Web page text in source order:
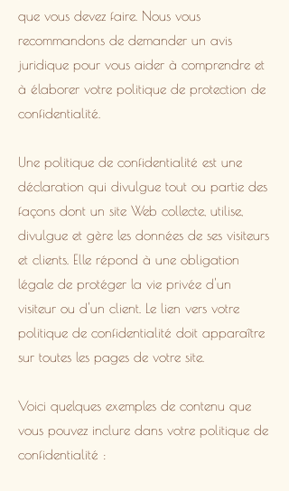
que vous devez faire. Nous vous
recommandons de demander un avis
juridique pour vous aider à comprendre et
à élaborer votre politique de protection de
confidentialité.
Une politique de confidentialité est une
déclaration qui divulgue tout ou partie des
façons dont un site Web collecte, utilise,
divulgue et gère les données de ses visiteurs
et clients. Elle répond à une obligation
légale de protéger la vie privée d'un
visiteur ou d'un client. Le lien vers votre
politique de confidentialité doit apparaître
sur toutes les pages de votre site.
Voici quelques exemples de contenu que
vous pouvez inclure dans votre politique de
confidentialité :